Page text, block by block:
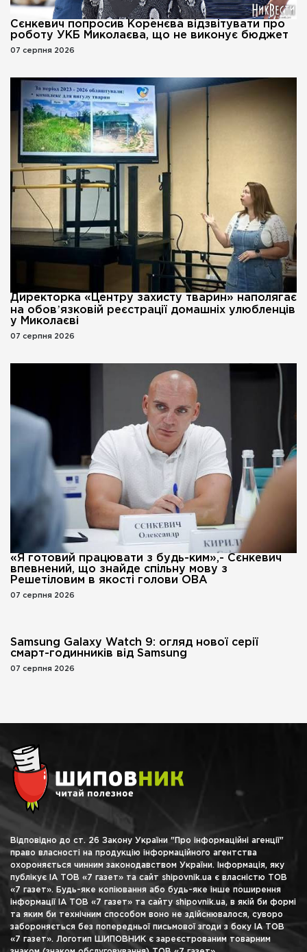
Сєнкевич попросив Коренєва відзвітувати про
роботу УКБ Миколаєва, що не виконує бюджет
07 серпня 2026
Директорка «Центру захисту тварин» наполягає
на обовʼязковій реєстрації домашніх улюбленців
у Миколаєві
07 серпня 2026
«Я готовий працювати з будь-ким»,- Сєнкевич
впевнений, що знайде спільну мову з
Решетіловим в якості голови ОВА
07 серпня 2026
Samsung Galaxy Watch 9: огляд нової серії
смарт-годинників від Samsung
07 серпня 2026
Відповідно до ст. 26 Закону України "Про інформаційні агенції"
право власності на продукцію інформаційного агентства
охороняється чинним законодавством України. Інформація, яку
публікує ІА ТОВ «7 газет» та сайт shipovnik.ua є власністю ТОВ
«7 газет». Будь-яке копіювання або будь-яке інше поширення
інформації ІА ТОВ «7 газет» та сайту shipovnik.ua, в якій би формі
та яким би технічним способом воно не здійснювалося, суворо
забороняється без попередньої письмової згоди з боку ІА ТОВ
«7 газет». Логотип ШИПОВНИК є зареєстрованим товарним